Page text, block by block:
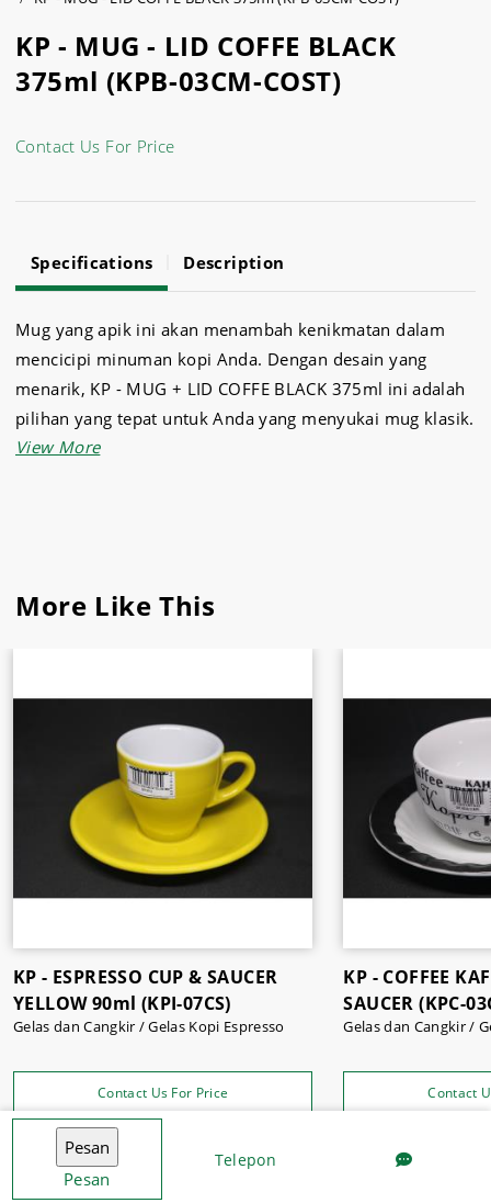
KP - MUG - LID COFFE BLACK
375ml (KPB-03CM-COST)
Contact Us For Price
Specifications Description
Mug yang apik ini akan menambah kenikmatan dalam
mencicipi minuman kopi Anda. Dengan desain yang
menarik, KP - MUG + LID COFFE BLACK 375ml ini adalah
pilihan yang tepat untuk Anda yang menyukai mug klasik.
dan harga bersaing hanya di Sukses Jaya Malang.
mesin kopi, grinder, dan lain sebagainya. Tersedia juga
peralatan dapur dan restoran, kemasan makanan dan
minuman,
bumbu masakan, dan masih banyak lagi.
Pesan
Telepon
More Like This
KP - ESPRESSO CUP & SAUCER
YELLOW 90ml (KPI-07CS)
Gelas dan Cangkir / Gelas Kopi Espresso
Contact Us For Price
KP - COFFEE
SAUCER (KPC-
Gelas dan Cangkir /
Contact